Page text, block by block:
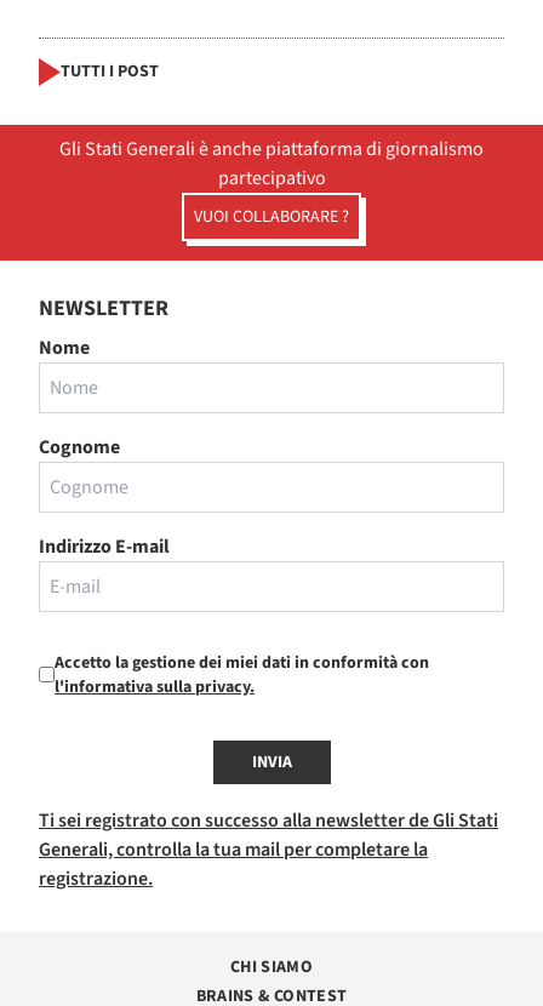
TUTTI I POST
Gli Stati Generali è anche piattaforma di giornalismo
partecipativo
VUOI COLLABORARE ?
NEWSLETTER
Nome
Cognome
Indirizzo E-mail
Accetto la gestione dei miei dati in conformità con
l'informativa sulla privacy.
INVIA
Ti sei registrato con successo alla newsletter de Gli Stati
Generali, controlla la tua mail per completare la
registrazione.
CHI SIAMO
BRAINS & CONTEST